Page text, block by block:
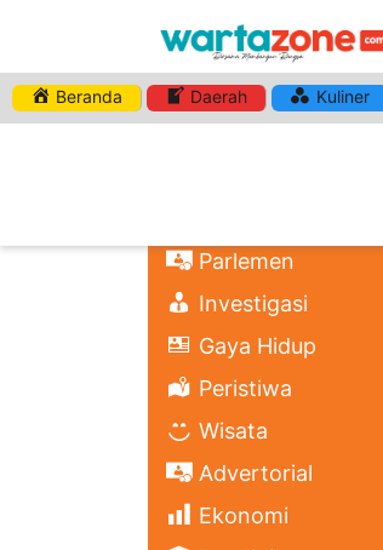
Beranda Daerah Kuliner
Parlemen
Investigasi
Gaya Hidup
Peristiwa
Wisata
Advertorial
Ekonomi